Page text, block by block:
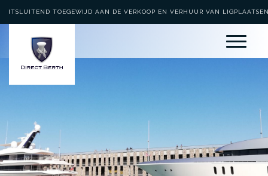
UITSLUITEND TOEGEWIJD AAN DE VERKOOP EN VERHUUR VAN